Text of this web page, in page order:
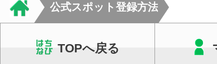
公式スポット登録方法
TOPへ戻る